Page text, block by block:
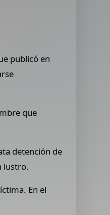
publicó en
que
detención de
lustro.
En el